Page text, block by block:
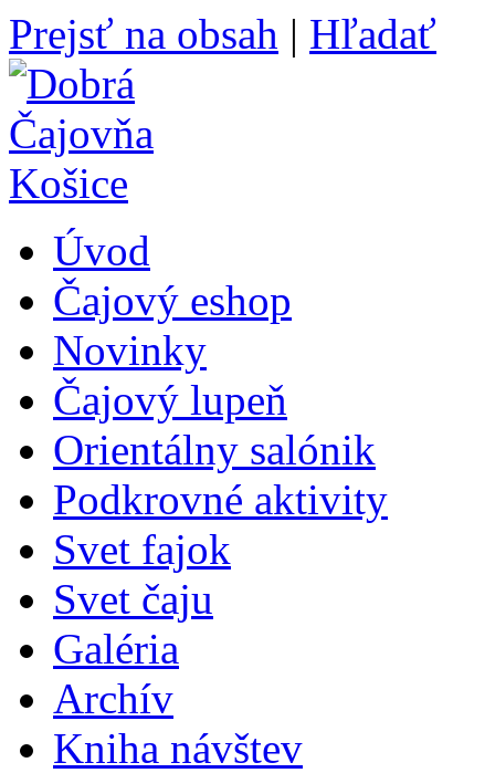
Prejsť na obsah | Hľadať
Úvod
Čajový eshop
Novinky
Čajový lupeň
Orientálny salónik
Podkrovné aktivity
Svet fajok
Svet čaju
Galéria
Archív
Kniha návštev